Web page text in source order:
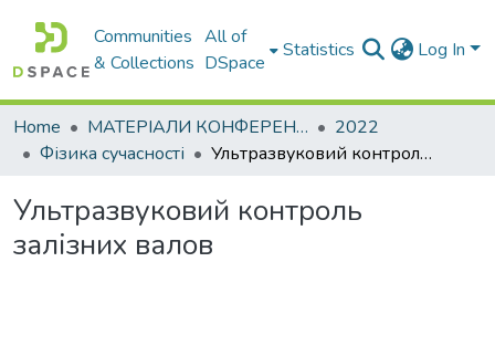
Communities
& Collections
All of
DSpace
Statistics Log In
Home МАТЕРІАЛИ КОНФЕРЕНЦІЙ
2022
Фізика сучасності
Ультразвуковий контроль залізних валов
Ультразвуковий контроль
залізних валов